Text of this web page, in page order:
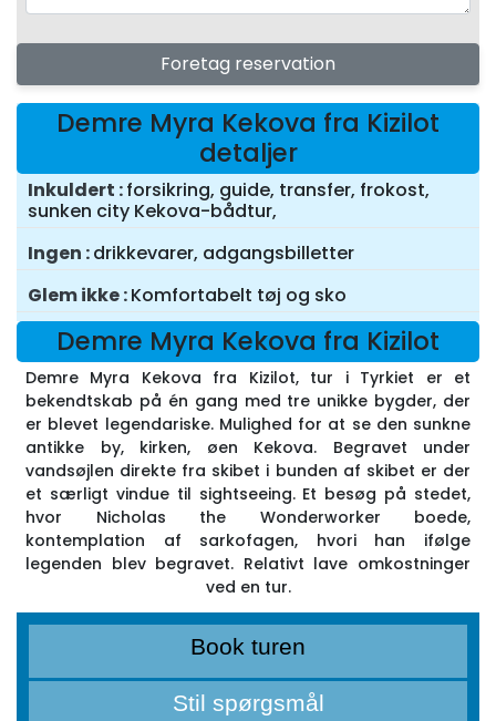
Foretag reservation
Demre Myra Kekova fra Kizilot
detaljer
Inkuldert forsikring, guide, transfer, frokost,
sunken city Kekova-bådtur,
Ingen drikkevarer, adgangsbilletter
Glem ikke Komfortabelt tøj og sko
Demre Myra Kekova fra Kizilot
Demre Myra Kekova fra Kizilot, tur i Tyrkiet er et
bekendtskab på én gang med tre unikke bygder, der
er blevet legendariske. Mulighed for at se den sunkne
antikke by, kirken, øen Kekova. Begravet under
vandsøjlen direkte fra skibet i bunden af skibet er der
et særligt vindue til sightseeing. Et besøg på stedet,
hvor Nicholas the Wonderworker boede,
kontemplation af sarkofagen, hvori han ifølge
legenden blev begravet. Relativt lave omkostninger
ved en tur.
Book turen
Stil spørgsmål